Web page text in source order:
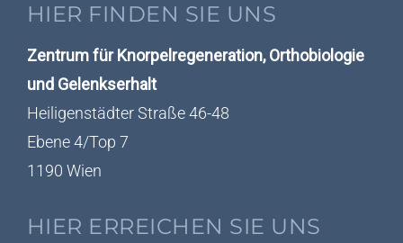
HIER FINDEN SIE UNS
Zentrum für Knorpelregeneration, Orthobiologie
und Gelenkserhalt
Heiligenstädter Straße 46-48
Ebene 4/Top 7
1190 Wien
HIER ERREICHEN SIE UNS